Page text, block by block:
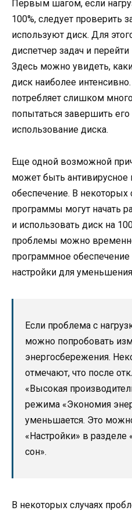
Первым шагом, если
100%, следует проверить
используют диск. Для
диспетчер задач и
Здесь можно увидеть,
диск наиболее
потребляет слишком
попытаться завершить его
использование диска.
Еще одной возможной
может быть антивирусное
обеспечение. В некоторых
программы могут начать
и использовать диск на
проблемы можно
программное
настройки для
Если проблема с
можно попробовать
энергосбережения.
отмечают, что после
«Высокая
режима «Экономия
уменьшается. Это
«Настройки» в
сон».
В некоторых случаях